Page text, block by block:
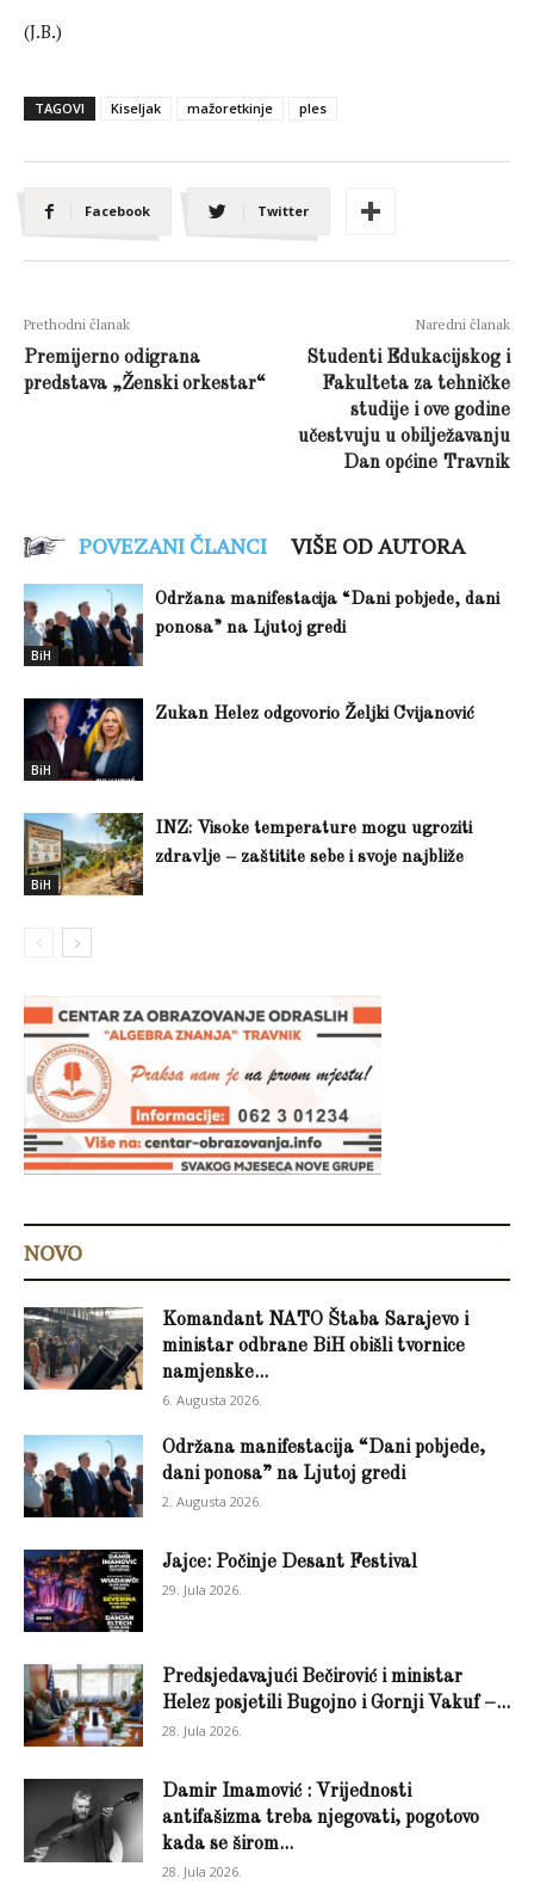
(J.B.)
TAGOVI Kiseljak mažoretkinje ples
Facebook Twitter
Prethodni članak
Premijerno odigrana
predstava „Ženski orkestar“
Naredni članak
Studenti Edukacijskog i
Fakulteta za tehničke
studije i ove godine
učestvuju u obilježavanju
Dan općine Travnik
POVEZANI ČLANCI VIŠE OD AUTORA
BiH
Održana manifestacija “Dani pobjede, dani
ponosa” na Ljutoj gredi
BiH
Zukan Helez odgovorio Željki Cvijanović
BiH
INZ: Visoke temperature mogu ugroziti
zdravlje – zaštitite sebe i svoje najbliže
NOVO
Komandant NATO Štaba Sarajevo i
ministar odbrane BiH obišli tvornice
namjenske...
6. Augusta 2026.
Održana manifestacija “Dani pobjede,
dani ponosa” na Ljutoj gredi
2. Augusta 2026.
Jajce: Počinje Desant Festival
29. Jula 2026.
Predsjedavajući Bečirović i ministar
Helez posjetili Bugojno i Gornji Vakuf –...
28. Jula 2026.
Damir Imamović : Vrijednosti
antifašizma treba njegovati, pogotovo
kada se širom...
28. Jula 2026.